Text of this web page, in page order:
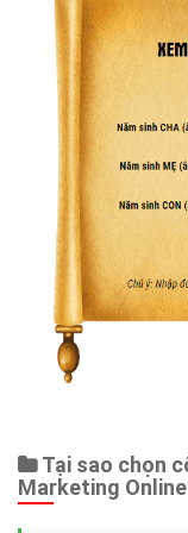
Tại sao chọn
Marketing